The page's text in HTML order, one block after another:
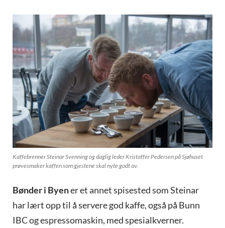
Kaffebrenner Steinar Svenning og daglig leder Kristoffer Pedersen på Sjøhuset
prøvesmaker kaffen som gjestene skal nyte godt av.
Bønder i Byener et annet spisested som Steinar
har lært opp til å servere god kaffe, også på Bunn
IBC og espressomaskin, med spesialkverner.